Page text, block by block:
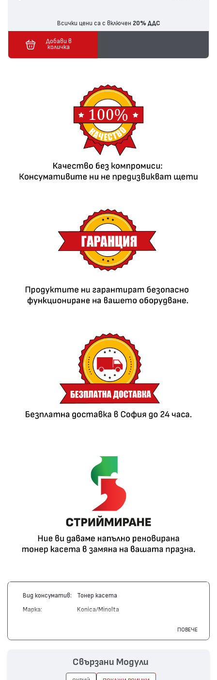
Всички цени са с включен 20% ДДС
Добави в
количка
Вид консуматив: Тонер касета
Марка: Konica/Minolta
MagiColor 1600, MagiColor 1680,
MagiColor 1650, MagiColor 1690
ПОВЕЧЕ
Свързани Модули